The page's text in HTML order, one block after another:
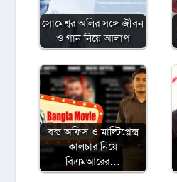
সোমেশ্বর অলির সঙ্গে জীবন
ও গান নিয়ে আলাপ
বক্স অফিস ও মাল্টিপ্লেক্স
কালচার নিয়ে
বিএমআরের…